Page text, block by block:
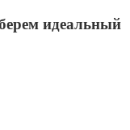
идеальный